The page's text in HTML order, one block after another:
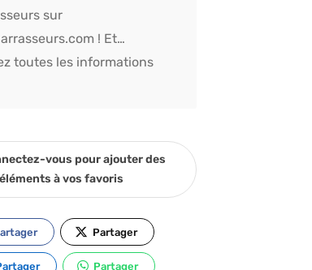
sur
! Et
toutes les informations
vous pour ajouter des
éléments à vos favoris
Partager
Partager